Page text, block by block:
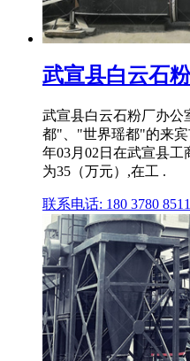
武宣县白云石
武宣县白云石粉厂办
都"、"世界瑶都"的来
年03月02日在武宣县
为35（万元）,在工 .
联系电话: 180 3780 8511